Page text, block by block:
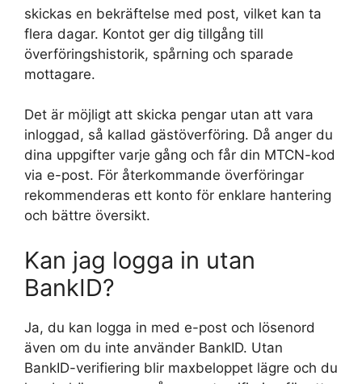
skickas en bekräftelse med post, vilket kan ta
flera dagar. Kontot ger dig tillgång till
överföringshistorik, spårning och sparade
mottagare.
Det är möjligt att skicka pengar utan att vara
inloggad, så kallad gästöverföring. Då anger du
dina uppgifter varje gång och får din MTCN-kod
via e-post. För återkommande överföringar
rekommenderas ett konto för enklare hantering
och bättre översikt.
Kan jag logga in utan
BankID?
Ja, du kan logga in med e-post och lösenord
även om du inte använder BankID. Utan
BankID-verifiering blir maxbeloppet lägre och du